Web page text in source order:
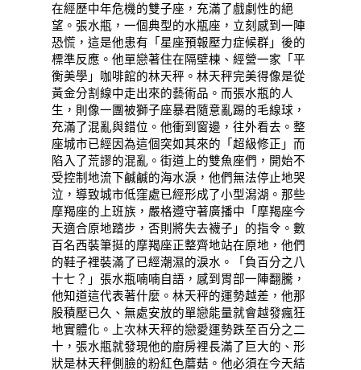
在經歷中年危機的雙子座，充滿了戲劇性的絕
望。張水瓶，一個典型的水瓶座，立刻感到一陣
恐慌，這是他患有「星座預報壓力症候群」後的
標準反應。他單戀著住在隔壁棟、經營一家「平
衡美學」咖啡館的林天秤。林天秤完美得像是從
黃金分割線中走出來的藝術品。而張水瓶的人
生，則像一團被獅子座暴君隨意亂踢的毛線球，
充滿了混亂與錯位。他衝到窗邊，往外看去。整
座城市已經因為這個突如其來的「超級修正」而
陷入了荒謬的混亂。街道上的雙魚座們，開始不
受控制地流下鹹鹹的海水淚，他們無法停止地哭
泣，導致城市低窪處已經形成了小型潟湖。那些
摩羯座的上班族，嚴格遵守著廣播中「摩羯座今
天適合原地踏步，否則將失去襪子」的指令。數
百名西裝筆挺的摩羯座正整齊地站在原地，他們
的鞋子裡裝滿了已經潮濕的淚水。「負百分之八
十七？」張水瓶喃喃自語，感到胃部一陣翻騰，
他知道這代表著什麼。林天秤的運勢越差，他那
股積壓已久、無處安放的單戀能量就會越發瘋狂
地實體化。上次林天秤的戀愛運勢跌至百分之二
十，張水瓶就發現他的廚房裡長滿了巨大的、形
狀是林天秤側臉的粉紅色蘑菇。他必須在今天結